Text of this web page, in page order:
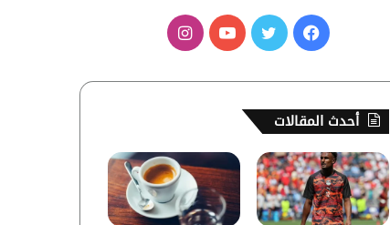
ف
س
و
ك
ي
ر
و
ب
ا
ق
ر
أحدث المقالات